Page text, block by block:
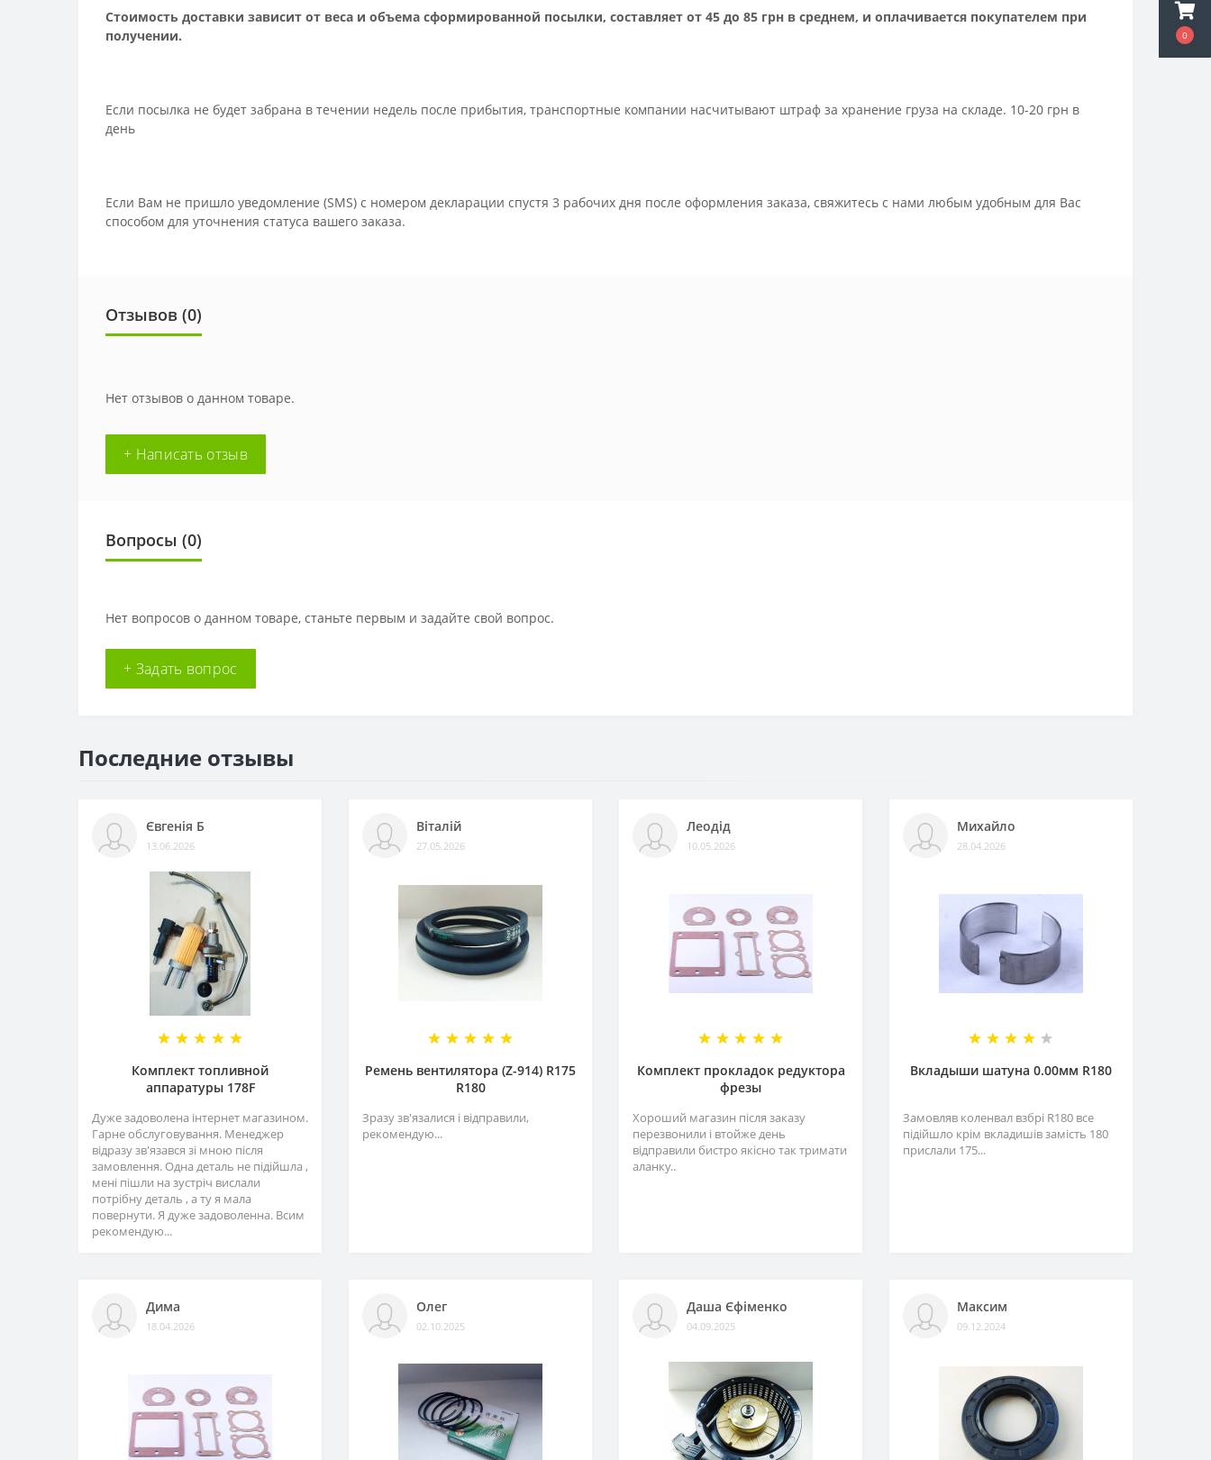
0
Стоимость доставки зависит от веса и объема сформированной посылки, составляет от 45 до 85 грн в среднем, и оплачивается покупателем при
получении.
Если посылка не будет забрана в течении недель после прибытия, транспортные компании насчитывают штраф за хранение груза на складе. 10-20 грн в
день
Если Вам не пришло уведомление (SMS) с номером декларации спустя 3 рабочих дня после оформления заказа, свяжитесь с нами любым удобным для Вас
способом для уточнения статуса вашего заказа.
Отзывов (0)
Нет отзывов о данном товаре.
+ Написать отзыв
Вопросы (0)
Нет вопросов о данном товаре, станьте первым и задайте свой вопрос.
+ Задать вопрос
Последние отзывы
Євгенія Б
13.06.2026
Комплект топливной
аппаратуры 178F
Дуже задоволена інтернет магазином.
Гарне обслуговування. Менеджер
відразу зв'язався зі мною після
замовлення. Одна деталь не підійшла ,
мені пішли на зустріч вислали
потрібну деталь , а ту я мала
повернути. Я дуже задоволенна. Всим
рекомендую...
Віталій
27.05.2026
Ремень вентилятора (Z-914) R175
R180
Зразу зв'язалися і відправили,
рекомендую...
Леодід
10.05.2026
Комплект прокладок редуктора
фрезы
Хороший магазин після заказу
перезвонили і втойже день
відправили бистро якісно так тримати
аланку..
Михайло
28.04.2026
Вкладыши шатуна 0.00мм R180
Замовляв коленвал взбрі R180 все
підійшло крім вкладишів замість 180
прислали 175...
Дима
18.04.2026
Олег
02.10.2025
Даша Єфіменко
04.09.2025
Максим
09.12.2024